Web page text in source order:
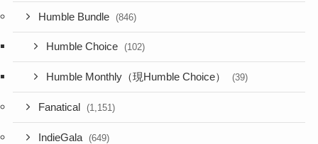
Humble Bundle (846)
Humble Choice (102)
Humble Monthly（現Humble Choice） (39)
Fanatical (1,151)
IndieGala (649)